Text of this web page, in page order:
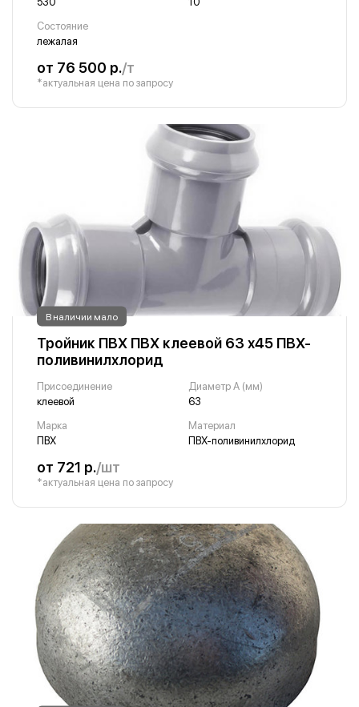
Состояние
лежалая
от 76 500 р./т
*актуальная цена по запросу
В наличии мало
Тройник ПВХ ПВХ клеевой 63 х45 ПВХ-
поливинилхлорид
Присоединение
клеевой
Диаметр A (мм)
63
Марка
ПВХ
Материал
ПВХ-поливинилхлорид
от 721 р./шт
*актуальная цена по запросу